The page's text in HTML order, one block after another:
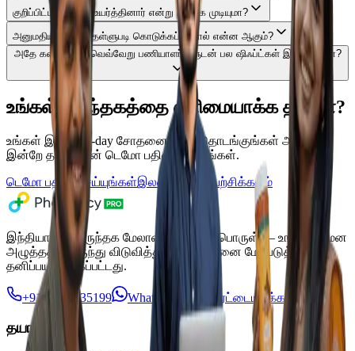
குறிப்பிட்ட பில் யார் உயர்த்தினார் என்று பார்க்க முடியுமா?
அனுமதியில்லாமல் தள்ளுபடி கொடுக்கப்பட்டால் என்ன ஆகும்?
அதே கவுண்டரில் வெவ்வேறு பணியாளர்களுடன் பல ஷிஃப்ட்கள் இயக்கலாமா?
உங்கள் மருந்தகத்தை எளிமையாக்க தயாரா?
உங்கள் இலவச 7-day சோதனையைத் தொடங்குங்கள் அல்லது
இன்றே தனிப்பயன் டெமோ பதிவு செய்யுங்கள்.
டெமோ பதிவு செய்யுங்கள்இலவசமாக முயற்சிக்கவும்
இந்தியாவின் மருந்தக மேலாண்மை மென்பொருள் — உங்களை மன
அழுத்தத்திலிருந்து விடுவித்து செயல்திறனை மேம்படுத்த
தனிப்பயனாக்கப்பட்டது.
+91 95949 35199 WhatsApp-இல் அரட்டையடிக்கவும்
தயாரிப்பு